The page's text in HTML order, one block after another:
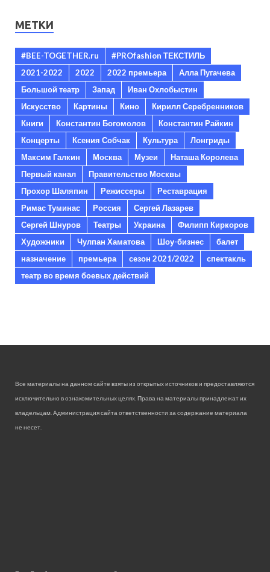
МЕТКИ
#BEE-TOGETHER.ru
#PROfashion ТЕКСТИЛЬ
2021-2022
2022 2022 премьера
Алла Пугачева
Большой театр
Запад
Иван Охлобыстин
Искусство
Картины Кино
Кирилл Серебренников
Книги
Константин Богомолов
Константин Райкин
Концерты
Ксения Собчак Культура
Лонгриды
Максим Галкин
Москва Музеи
Наташа Королева
Первый канал
Правительство Москвы
Прохор Шаляпин
Режиссеры
Реставрация
Римас Туминас
Россия
Сергей Лазарев
Сергей Шнуров
Театры Украина
Филипп Киркоров
Художники
Чулпан Хаматова Шоу-бизнес
балет
назначение
премьера сезон 2021/2022
спектакль
театр во время боевых действий
Все материалы на данном сайте взяты из открытых источников и предоставляются
исключительно в ознакомительных целях. Права на материалы принадлежат их
владельцам. Администрация сайта ответственности за содержание материала
не несет.